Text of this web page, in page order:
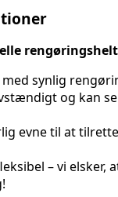
synlig
og kan
evne til at
– vi elsker,